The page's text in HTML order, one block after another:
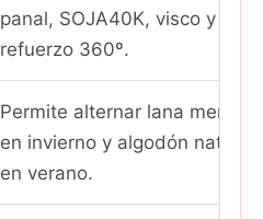
panal, SOJA40K, visco y
refuerzo 360º.
Permite alternar lana merino
en invierno y algodón natural
en verano.